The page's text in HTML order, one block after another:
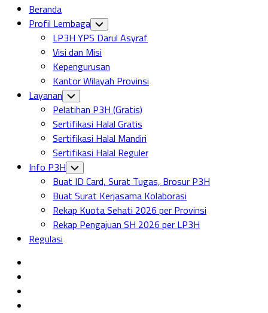
Current
Page:
Beranda
Profil Lembaga Toggle
Child
Menu
LP3H YPS Darul Asyraf
Visi dan Misi
Kepengurusan
Kantor Wilayah Provinsi
Layanan Toggle
Child
Menu
Pelatihan P3H (Gratis)
Sertifikasi Halal Gratis
Sertifikasi Halal Mandiri
Sertifikasi Halal Reguler
Info P3H Toggle
Child
Menu
Buat ID Card, Surat Tugas, Brosur P3H
Buat Surat Kerjasama Kolaborasi
Rekap Kuota Sehati 2026 per Provinsi
Rekap Pengajuan SH 2026 per LP3H
Regulasi